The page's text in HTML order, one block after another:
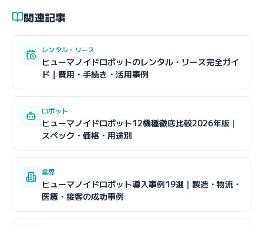
関連記事
レンタル・リース
ヒューマノイドロボットのレンタル・リース完全ガイ
ド｜費用・手続き・活用事例
ロボット
ヒューマノイドロボット12機種徹底比較2026年版｜
スペック・価格・用途別
業界
ヒューマノイドロボット導入事例19選｜製造・物流・
医療・接客の成功事例